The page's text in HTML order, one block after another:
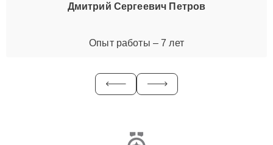
Дмитрий Сергеевич Петров
Опыт работы – 7 лет